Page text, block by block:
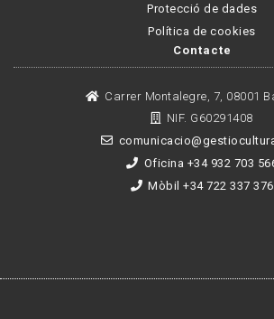
Protecció de dades
Política de cookies
Contacte
Carrer Montalegre, 7, 08001
NIF. G60291408
Oficina +34 932 703
Mòbil +34 722 337 376